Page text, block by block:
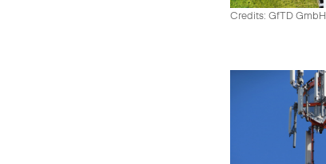
Credits: GfTD GmbH